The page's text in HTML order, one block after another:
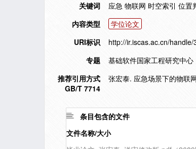
关键词
应急 物联网 时空索引 位
内容类型
学位论文
URI标识
http://ir.iscas.ac.cn/
专题
基础软件国家工程研究中心
推荐引用方式
GB/T 7714
张宏泰. 应急场景下的物联
条目包含的文件
文件名称/大小